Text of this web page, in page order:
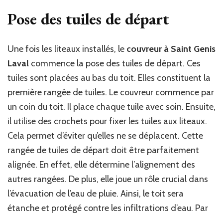
Pose des tuiles de départ
Une fois les liteaux installés, le couvreur à Saint Genis
Laval commence la pose des tuiles de départ. Ces
tuiles sont placées au bas du toit. Elles constituent la
première rangée de tuiles. Le couvreur commence par
un coin du toit. Il place chaque tuile avec soin. Ensuite,
il utilise des crochets pour fixer les tuiles aux liteaux.
Cela permet d’éviter qu’elles ne se déplacent. Cette
rangée de tuiles de départ doit être parfaitement
alignée. En effet, elle détermine l’alignement des
autres rangées. De plus, elle joue un rôle crucial dans
l’évacuation de l’eau de pluie. Ainsi, le toit sera
étanche et protégé contre les infiltrations d’eau. Par